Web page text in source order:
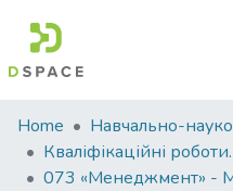
Communities
&
Collections
Home